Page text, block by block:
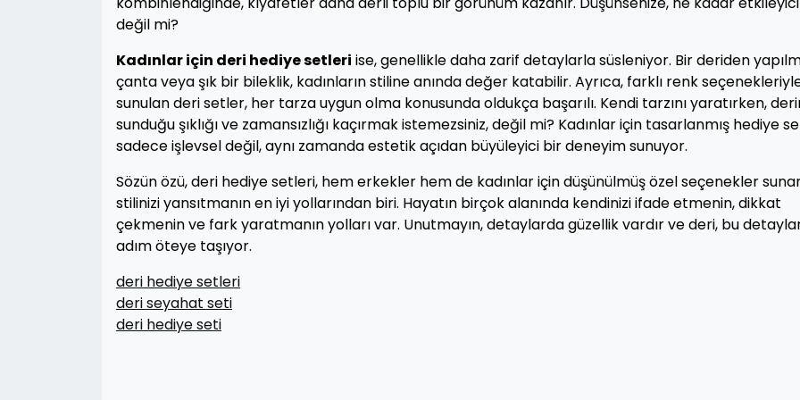
değil mi?
Kadınlar için deri hediye setleri ise, genellikle daha zarif detaylarla süsleniyor. Bir deriden
çanta veya şık bir bileklik, kadınların stiline anında değer katabilir. Ayrıca, farklı renk
sunulan deri setler, her tarza uygun olma konusunda oldukça başarılı. Kendi tarzını yaratırken,
sunduğu şıklığı ve zamansızlığı kaçırmak istemezsiniz, değil mi? Kadınlar için tasarlanmış hediye
sadece işlevsel değil, aynı zamanda estetik açıdan büyüleyici bir deneyim sunuyor.
Sözün özü, deri hediye setleri, hem erkekler hem de kadınlar için düşünülmüş özel seçenekler
stilinizi yansıtmanın en iyi yollarından biri. Hayatın birçok alanında kendinizi ifade etmenin, dikkat
çekmenin ve fark yaratmanın yolları var. Unutmayın, detaylarda güzellik vardır ve deri, bu
adım öteye taşıyor.
deri hediye setleri
deri seyahat seti
deri hediye seti